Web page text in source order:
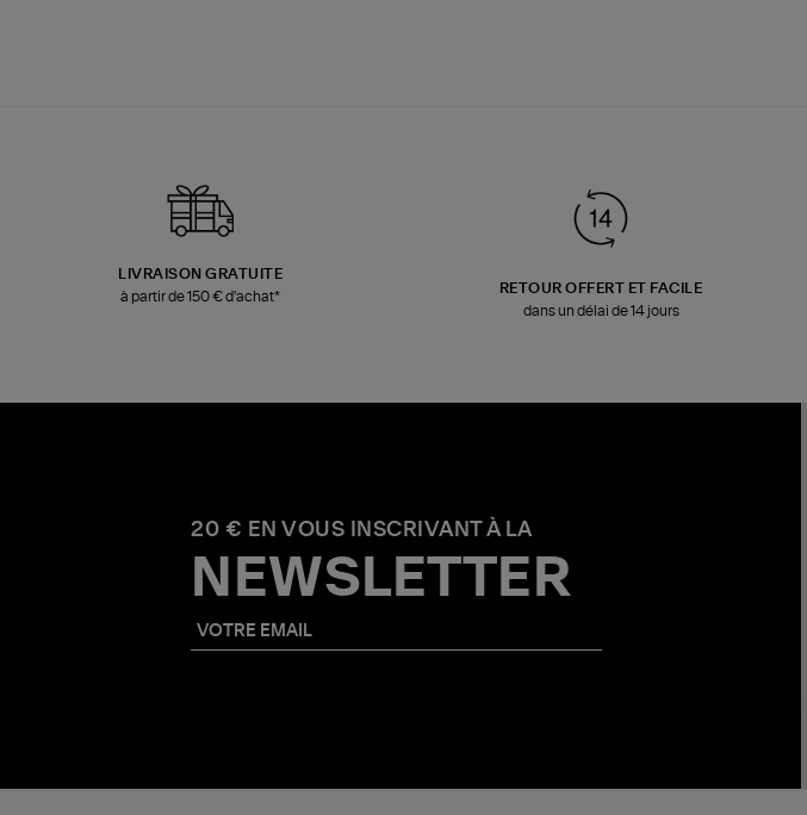
LIVRAISON GRATUITE
à partir de 150 € d'achat*
RETOUR OFFERT ET FACILE
dans un délai de 14 jours
20 € EN VOUS INSCRIVANT À LA
NEWSLETTER